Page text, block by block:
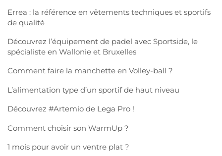
Errea : la référence en vêtements techniques et sportifs
de qualité
Découvrez l’équipement de padel avec Sportside, le
spécialiste en Wallonie et Bruxelles
Comment faire la manchette en Volley-ball ?
L’alimentation type d’un sportif de haut niveau
Découvrez #Artemio de Lega Pro !
Comment choisir son WarmUp ?
1 mois pour avoir un ventre plat ?